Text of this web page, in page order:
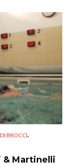
BROCCI,
& Martinelli